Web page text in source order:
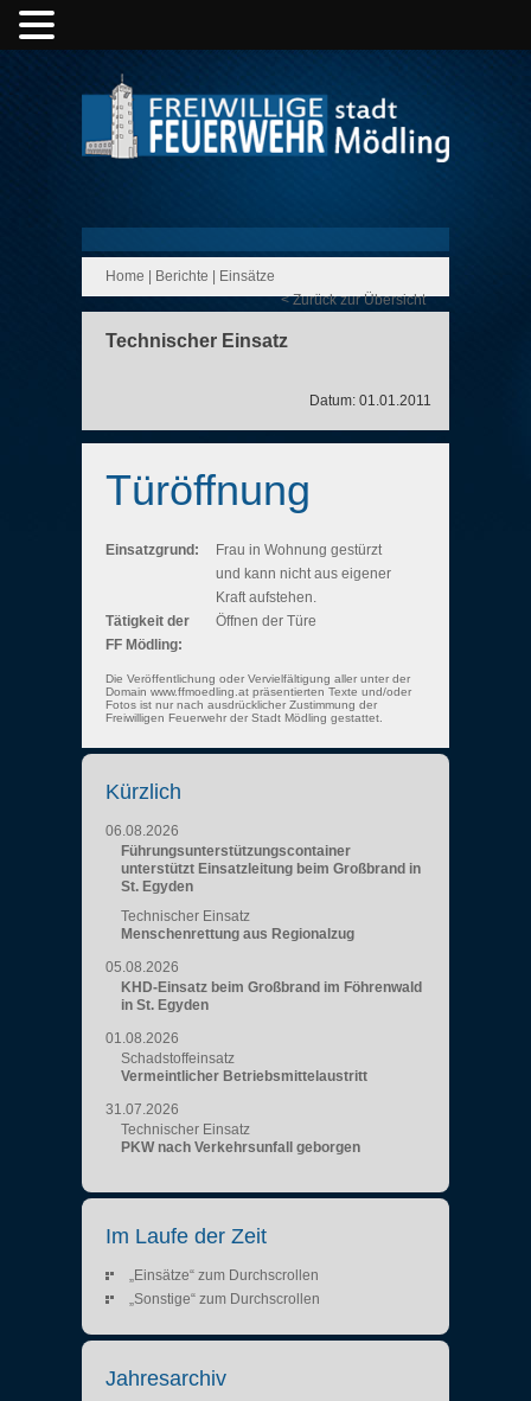
Home Berichte
Einsätze
< Zurück zur Übersicht
Technischer Einsatz
Datum: 01.01.2011
Türöffnung
Einsatzgrund:
Frau in Wohnung gestürzt
und kann nicht aus eigener
Kraft aufstehen.
Tätigkeit der
FF Mödling:
Öffnen der Türe
Die Veröffentlichung oder Vervielfältigung aller unter der
Domain www.ffmoedling.at präsentierten Texte und/oder
Fotos ist nur nach ausdrücklicher Zustimmung der
Freiwilligen Feuerwehr der Stadt Mödling gestattet.
Kürzlich
06.08.2026
Führungsunterstützungscontainer
unterstützt Einsatzleitung beim Großbrand in
St. Egyden
Technischer Einsatz
Menschenrettung aus Regionalzug
05.08.2026
KHD-Einsatz beim Großbrand im Föhrenwald
in St. Egyden
01.08.2026
Schadstoffeinsatz
Vermeintlicher Betriebsmittelaustritt
31.07.2026
Technischer Einsatz
PKW nach Verkehrsunfall geborgen
Im Laufe der Zeit
„Einsätze“ zum Durchscrollen
„Sonstige“ zum Durchscrollen
Jahresarchiv